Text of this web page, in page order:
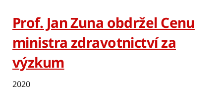
Prof. Jan Zuna obdržel Cenu
ministra zdravotnictví za
výzkum
2020